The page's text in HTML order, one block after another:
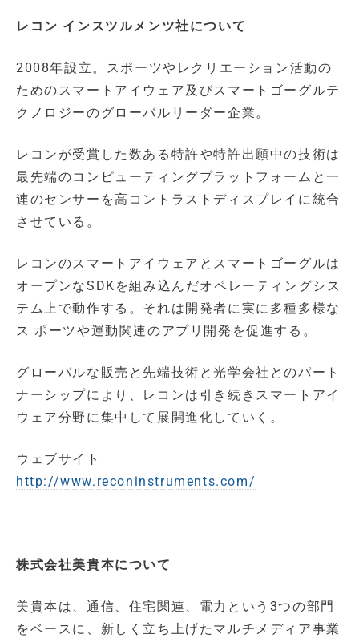
レコン インスツルメンツ社について
2008年設立。スポーツやレクリエーション活動の
ためのスマートアイウェア及びスマートゴーグルテ
クノロジーのグローバルリーダー企業。
レコンが受賞した数ある特許や特許出願中の技術は
最先端のコンピューティングプラットフォームと一
連のセンサーを高コントラストディスプレイに統合
させている。
レコンのスマートアイウェアとスマートゴーグルは
オープンなSDKを組み込んだオペレーティングシス
テム上で動作する。それは開発者に実に多種多様な
ス ポーツや運動関連のアプリ開発を促進する。
グローバルな販売と先端技術と光学会社とのパート
ナーシップにより、レコンは引き続きスマートアイ
ウェア分野に集中して展開進化していく。
ウェブサイト
http://www.reconinstruments.com/
株式会社美貴本について
美貴本は、通信、住宅関連、電力という3つの部門
をベースに、新しく立ち上げたマルチメディア事業